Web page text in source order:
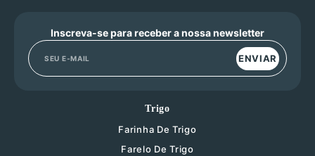
Inscreva-se para receber a nossa newsletter
ENVIAR
Trigo
Farinha De Trigo
Farelo De Trigo